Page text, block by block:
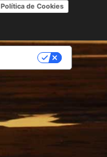
Política de Cookies